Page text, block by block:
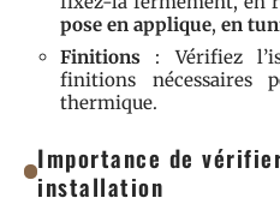
pose en applique, en
Finitions : Vérifiez
finitions nécessaires
thermique.
Importance de
installation